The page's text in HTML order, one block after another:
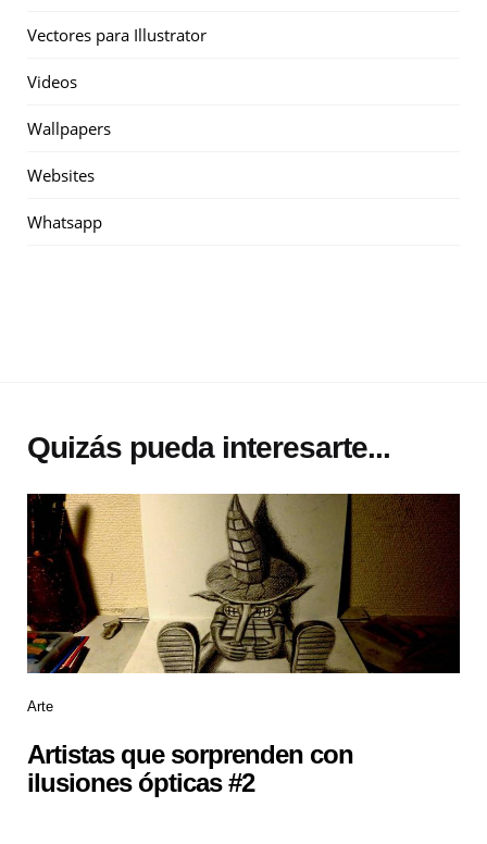
Vectores para Illustrator
Videos
Wallpapers
Websites
Whatsapp
Quizás pueda interesarte...
Arte
Artistas que sorprenden con
ilusiones ópticas #2